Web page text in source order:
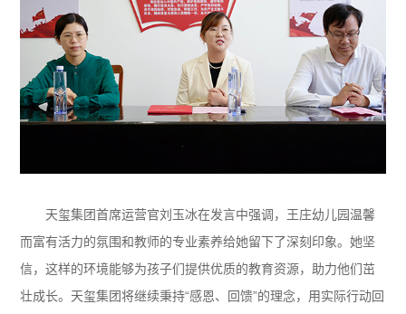
天玺集团首席运营官刘玉冰在发言中强调，王庄幼儿园温馨
而富有活力的氛围和教师的专业素养给她留下了深刻印象。她坚
信，这样的环境能够为孩子们提供优质的教育资源，助力他们茁
壮成长。天玺集团将继续秉持“感恩、回馈”的理念，用实际行动回